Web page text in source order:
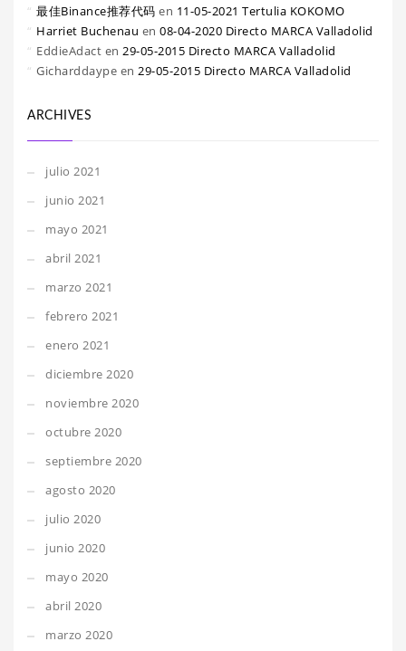
最佳Binance推荐代码 en 11-05-2021 Tertulia KOKOMO
Harriet Buchenau en 08-04-2020 Directo MARCA Valladolid
EddieAdact en 29-05-2015 Directo MARCA Valladolid
Gicharddaype en 29-05-2015 Directo MARCA Valladolid
ARCHIVES
julio 2021
junio 2021
mayo 2021
abril 2021
marzo 2021
febrero 2021
enero 2021
diciembre 2020
noviembre 2020
octubre 2020
septiembre 2020
agosto 2020
julio 2020
junio 2020
mayo 2020
abril 2020
marzo 2020